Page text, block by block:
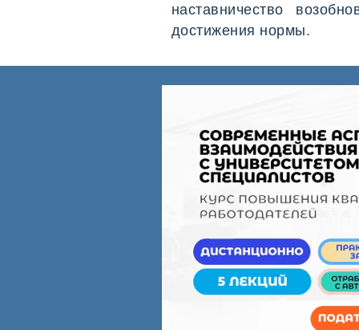
наставничество
достижения нормы.